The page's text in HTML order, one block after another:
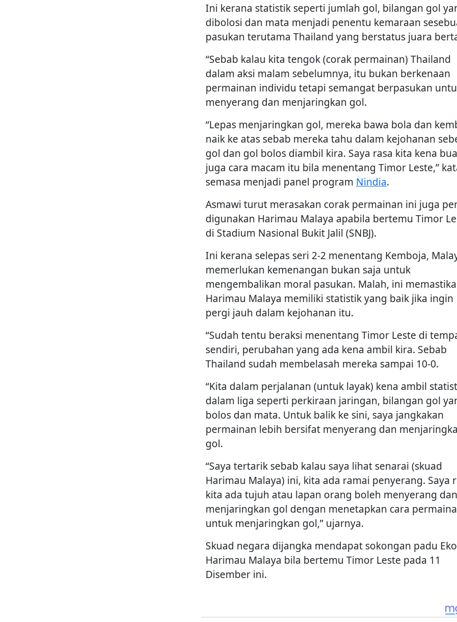
Ini kerana statistik seperti jumlah gol, bilangan gol
dibolosi dan mata menjadi penentu kemaraan
pasukan terutama Thailand yang berstatus juara
“Sebab kalau kita tengok (corak permainan) Thailand
dalam aksi malam sebelumnya, itu bukan berkenaan
permainan individu tetapi semangat berpasukan
menyerang dan menjaringkan gol.
“Lepas menjaringkan gol, mereka bawa bola dan
naik ke atas sebab mereka tahu dalam kejohanan
gol dan gol bolos diambil kira. Saya rasa kita kena
juga cara macam itu bila menentang Timor Leste,”
semasa menjadi panel program Nindia.
Asmawi turut merasakan corak permainan ini juga
digunakan Harimau Malaya apabila bertemu Timor
di Stadium Nasional Bukit Jalil (SNBJ).
Ini kerana selepas seri 2-2 menentang Kemboja,
memerlukan kemenangan bukan saja untuk
mengembalikan moral pasukan. Malah, ini
Harimau Malaya memiliki statistik yang baik jika ingin
pergi jauh dalam kejohanan itu.
“Sudah tentu beraksi menentang Timor Leste di
sendiri, perubahan yang ada kena ambil kira. Sebab
Thailand sudah membelasah mereka sampai 10-0.
“Kita dalam perjalanan (untuk layak) kena ambil
dalam liga seperti perkiraan jaringan, bilangan gol
bolos dan mata. Untuk balik ke sini, saya jangkakan
permainan lebih bersifat menyerang dan
gol.
“Saya tertarik sebab kalau saya lihat senarai (skuad
Harimau Malaya) ini, kita ada ramai penyerang. Saya
kita ada tujuh atau lapan orang boleh menyerang dan
menjaringkan gol dengan menetapkan cara
untuk menjaringkan gol,” ujarnya.
Skuad negara dijangka mendapat sokongan padu
Harimau Malaya bila bertemu Timor Leste pada 11
Disember ini.